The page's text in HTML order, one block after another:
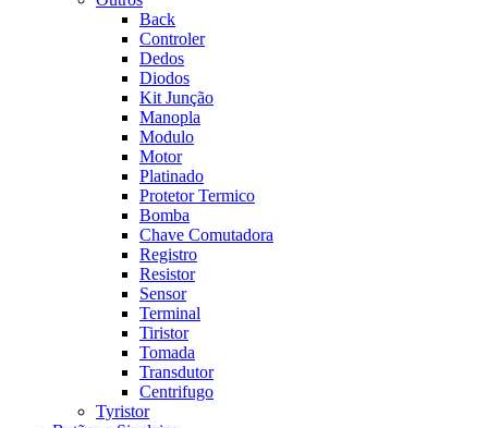
Back
Controler
Dedos
Diodos
Kit Junção
Manopla
Modulo
Motor
Platinado
Protetor Termico
Bomba
Chave Comutadora
Registro
Resistor
Sensor
Terminal
Tiristor
Tomada
Transdutor
Centrifugo
Tyristor